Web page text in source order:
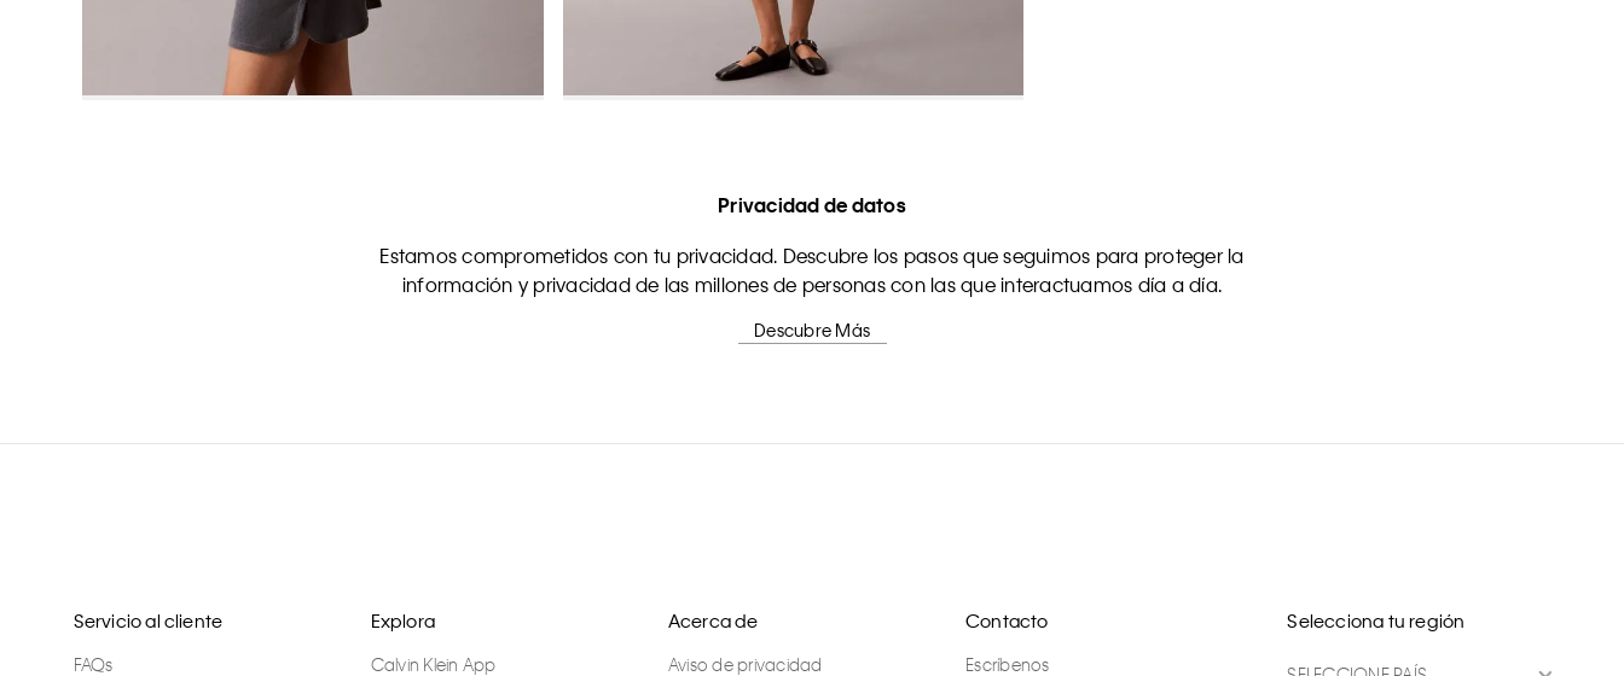
Privacidad de datos
Estamos comprometidos con tu privacidad. Descubre los pasos que seguimos para proteger la
información y privacidad de las millones de personas con las que interactuamos día a día.
Descubre Más
Servicio al cliente
FAQs
Explora
Calvin Klein App
Acerca de
Aviso de privacidad
Contacto
Escríbenos
Selecciona tu región